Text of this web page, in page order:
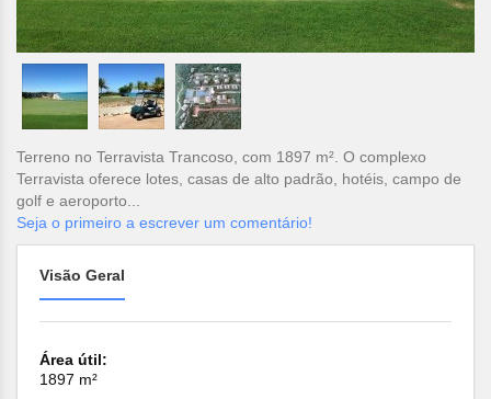
Terreno no Terravista Trancoso, com 1897 m². O complexo
Terravista oferece lotes, casas de alto padrão, hotéis, campo de
golf e aeroporto...
Seja o primeiro a escrever um comentário!
Visão Geral
Área útil:
1897 m²